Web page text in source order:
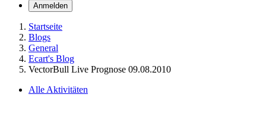
Anmelden
Startseite
Blogs
General
Ecart's Blog
VectorBull Live Prognose 09.08.2010
Alle Aktivitäten